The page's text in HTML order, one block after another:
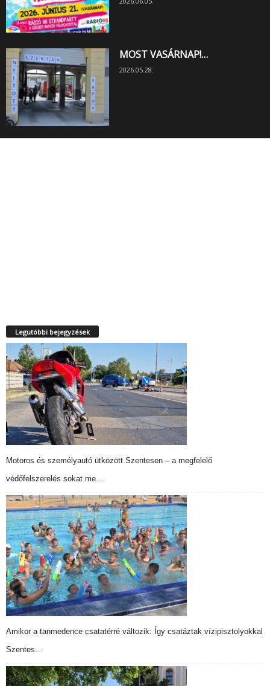
MOST VASÁRNAP!…
2026.05.28.
Legutóbbi bejegyzések
Motoros és személyautó ütközött Szentesen – a megfelelő
védőfelszerelés sokat me…
Amikor a tanmedence csatatérré változik: Így csatáztak vízipisztolyokkal
Szentes…